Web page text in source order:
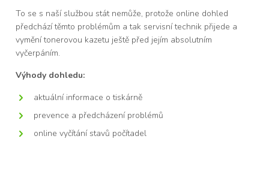
To se s naší službou stát nemůže, protože online dohled
předchází těmto problémům a tak servisní technik přijede a
vymění tonerovou kazetu ještě před jejím absolutním
vyčerpáním.
Výhody dohledu:
aktuální informace o tiskárně
prevence a předcházení problémů
online vyčítání stavů počítadel